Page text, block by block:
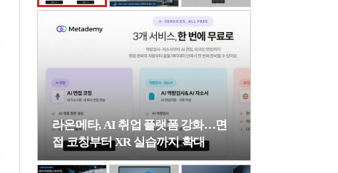
라온메타, AI 취업 플랫폼 강화…면
접 코칭부터 XR 실습까지 확대